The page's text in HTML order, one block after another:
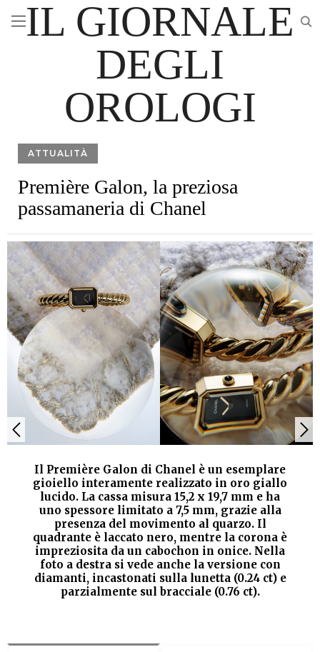
IL GIORNALE
DEGLI
OROLOGI
ATTUALITÀ
Première Galon, la preziosa
passamaneria di Chanel
Il Première Galon di Chanel è un esemplare
gioiello interamente realizzato in oro giallo
lucido. La cassa misura 15,2 x 19,7 mm e ha
uno spessore limitato a 7,5 mm, grazie alla
presenza del movimento al quarzo. Il
quadrante è laccato nero, mentre la corona è
impreziosita da un cabochon in onice. Nella
foto a destra si vede anche la versione con
diamanti, incastonati sulla lunetta (0.24 ct) e
parzialmente sul bracciale (0.76 ct).